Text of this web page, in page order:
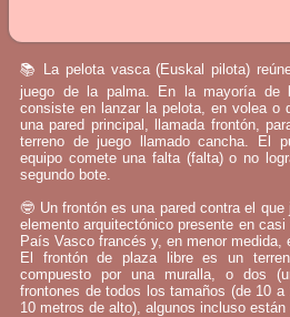
📚 La pelota vasca (Euskal pilota)
juego de la palma. En la mayoría de
consiste en lanzar la pelota, en volea o
una pared principal, llamada frontón,
terreno de juego llamado cancha. El
equipo comete una falta (falta) o no
segundo bote.
🤓 Un frontón es una pared contra el
elemento arquitectónico presente en
País Vasco francés y, en menor
El frontón de plaza libre es un
compuesto por una muralla, o dos
frontones de todos los tamaños (de 10
10 metros de alto), algunos incluso están